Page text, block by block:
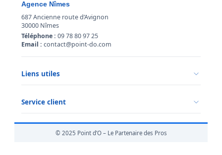
Agence Nîmes
687 Ancienne route d’Avignon
30000 Nîmes
Téléphone : 09 78 80 97 25
Email : contact@point-do.com
Liens utiles
Conditions générales de vente
Mentions légales
Service client
Informations livraison© 2025 Point d’O – Le Partenaire des Pros